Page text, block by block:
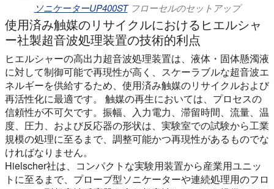
ソニケーターUP400STフローセルのセットアップ
使用済み触媒のリサイクルにおけるヒエルシャ
ー社製超音波処理装置の技術的利点
ヒエルシャーの高出力超音波処理装置は、液体・固体懸濁液
に対して制御可能で再現性が高く、スケーラブルな超音波エ
ネルギーを供給するため、使用済み触媒のリサイクルおよび
再活性化に最適です。 触媒の再生においては、プロセスの
信頼性が不可欠です。振幅、入力電力、滞留時間、流量、温
度、圧力、および反応器の形状は、実験室での試験から工業
規模の処理に至るまで、調整可能かつ再現性があるものでな
ければなりません。
Hielscher社は、コンパクトな実験用装置から産業用ユニッ
トに至るまで、プローブ型ソニケーターや連続処理用のフロ